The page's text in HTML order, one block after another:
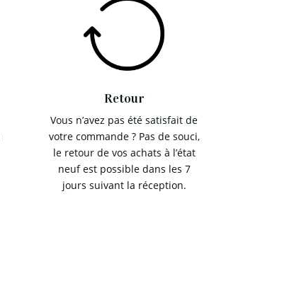
Retour
Vous n’avez pas été satisfait de
votre commande ? Pas de souci,
le retour de vos achats à l’état
neuf est possible dans les 7
jours suivant la réception.